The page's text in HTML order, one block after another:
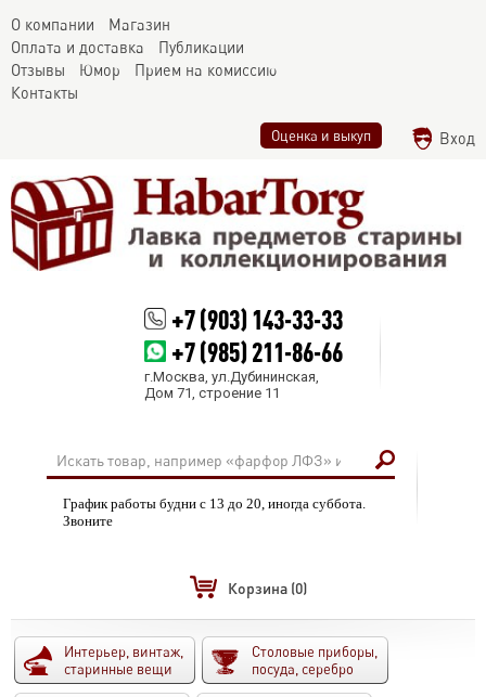
О компании
Магазин
Оплата и доставка
Публикации
Отзывы
Юмор
Прием на комиссию
Контакты
Оценка и выкуп Вход
+7 (903) 143-33-33
+7 (985) 211-86-66
г.Москва, ул.Дубининская,
Дом 71, строение 11
График работы будни с 13 до 20, иногда суббота.
Звоните
Корзина (0)
Интерьер, винтаж,
старинные вещи
Столовые приборы,
посуда, серебро